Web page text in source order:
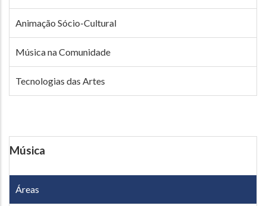
Animação Sócio-Cultural
Música na Comunidade
Tecnologias das Artes
Música
Áreas